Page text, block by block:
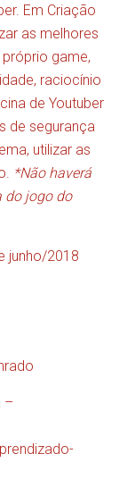
Em Criação
as melhores
game,
raciocínio
de Youtuber
de segurança
utilizar as
*Não haverá
do jogo do
junho/2018
–